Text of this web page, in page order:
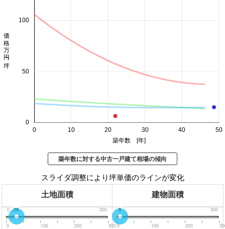
0 10 20 30 40 50
0
50
100
築年数 [年]
価格 万円/坪
築年数に対する中古一戸建て相場の傾向
スライダ調整により坪単価のラインが変化
土地面積 建物面積
0 300
29
0 100 200 300
0 300
9
0 100 200